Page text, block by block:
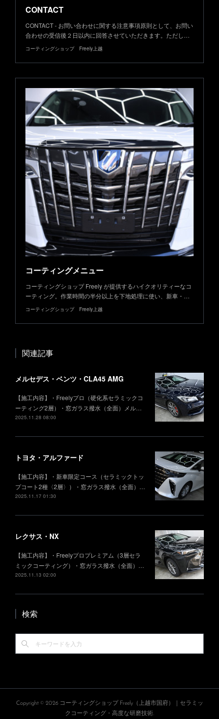
CONTACT
CONTACT - お問い合わせに関する注意事項原則として、お問い
合わせの受信後２日以内に回答させていただきます。ただし…
コーティングショップ Freely上越
コーティングメニュー
コーティングショップ Freely が提供するハイクオリティーなコ
ーティング。作業時間の半分以上を下地処理に使い、新車・…
コーティングショップ Freely上越
関連記事
メルセデス・ベンツ・CLA45 AMG
【施工内容】・Freelyプロ（硬化系セラミックコ
ーティング2層）・窓ガラス撥水（全面）メル…
2025.11.28 08:00
トヨタ・アルファード
【施工内容】・新車限定コース（セラミックトッ
プコート2種〈2層〉）・窓ガラス撥水（全面）…
2025.11.17 01:30
レクサス・NX
【施工内容】・Freelyプロプレミアム（3層セラ
ミックコーティング）・窓ガラス撥水（全面）…
2025.11.13 02:00
検索
Copyright © 2026 コーティングショップ Freely（上越市国府）｜セラミッ
クコーティング・高度な研磨技術.